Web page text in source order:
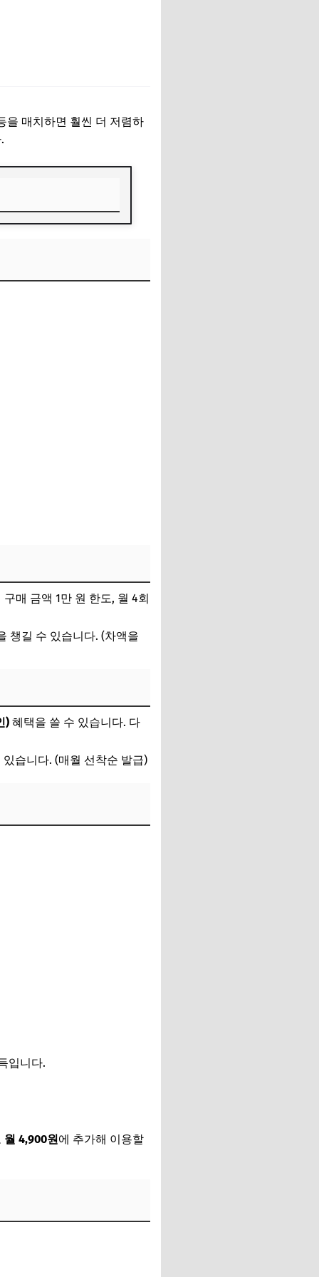
을 매치하면 훨씬 더 저렴하
매 금액 1만 원 한도, 월 4회
챙길 수 있습니다. (차액을
) 혜택을 쓸 수 있습니다. 다
습니다. (매월 선착순 발급)
입니다.
월 4,900원에 추가해 이용할